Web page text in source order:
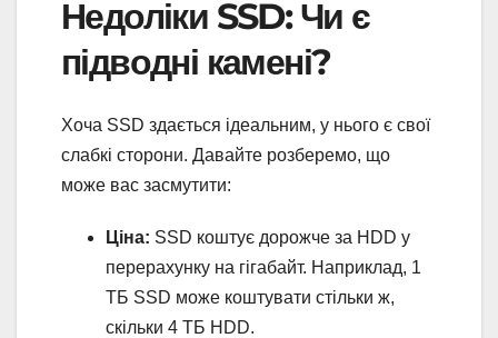
Недоліки SSD: Чи є
підводні камені?
Хоча SSD здається ідеальним, у нього є свої
слабкі сторони. Давайте розберемо, що
може вас засмутити:
Ціна: SSD коштує дорожче за HDD у
перерахунку на гігабайт. Наприклад, 1
ТБ SSD може коштувати стільки ж,
скільки 4 ТБ HDD.